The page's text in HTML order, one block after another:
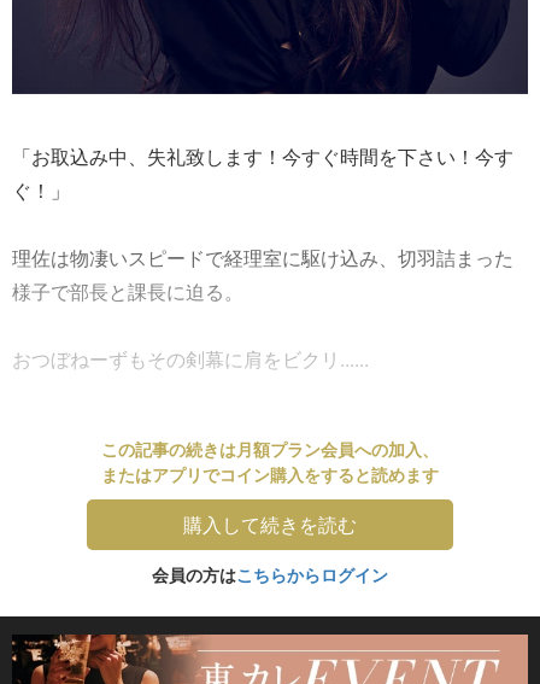
「お取込み中、失礼致します！今すぐ時間を下さい！今す
ぐ！」
理佐は物凄いスピードで経理室に駆け込み、切羽詰まった
様子で部長と課長に迫る。
おつぼねーずもその剣幕に肩をビクリ......
この記事の続きは月額プラン会員への加入、
またはアプリでコイン購入をすると読めます
購入して続きを読む
会員の方はこちらからログイン